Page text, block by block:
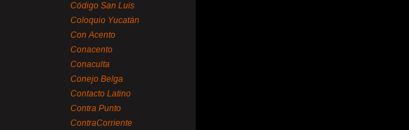
Código San Luis
Coloquio Yucatán
Con Acento
Conacento
Conaculta
Conejo Belga
Contacto Latino
Contra Punto
ContraCorriente